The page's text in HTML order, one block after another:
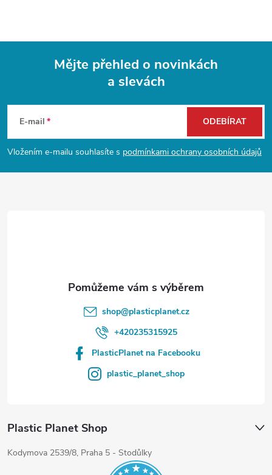
p
a
Mějte přehled o novinkách
a slevách
E-mail
Vložením e-mailu souhlasíte s podmínkami ochrany osobních údajů
ODEBÍRAT
shop@plasticplanet.cz
+420235315925
PlasticPlanet na Facebooku
plastic_planet_shop
Plastic Planet Shop
Kodymova 2539/8, Praha 5 - Stodůlky